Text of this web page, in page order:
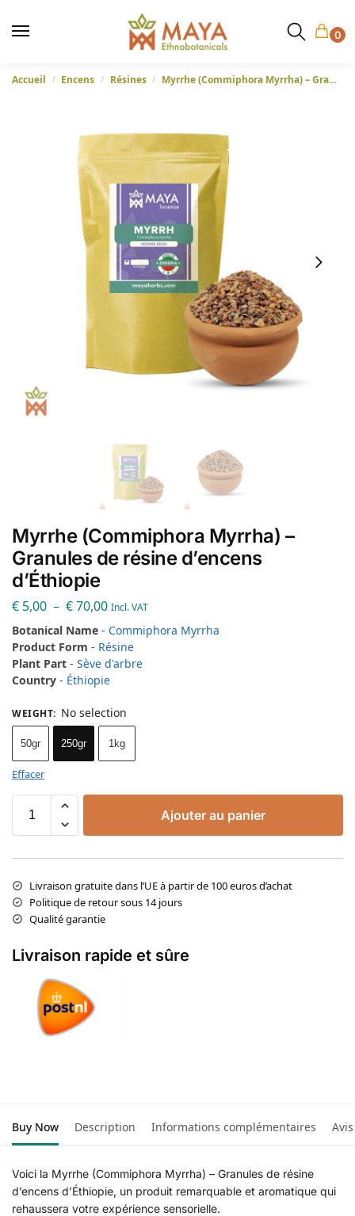
0
Accueil / Encens / Résines / Myrrhe (Commiphora Myrrha) – Granules de résine d’encens d’Éthiopie
Myrrhe (Commiphora Myrrha) –
Granules de résine d’encens
d’Éthiopie
€ 5,00 – €70,00 Incl. VAT
Botanical Name - Commiphora Myrrha
Product Form - Résine
Plant Part - Sève d'arbre
Country - Éthiopie
WEIGHT: No selection
50gr 250gr 1kg
Effacer
Ajouter au panier
Livraison gratuite dans l’UE à partir de 100 euros d’achat
Politique de retour sous 14 jours
Qualité garantie
Livraison rapide et sûre
Buy Now Description Informations complémentaires Avis
Voici la Myrrhe (Commiphora Myrrha) – Granules de résine
d’encens d’Éthiopie, un produit remarquable et aromatique qui
rehaussera votre expérience sensorielle.